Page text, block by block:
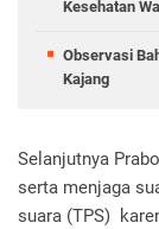
Kesehatan
Observasi
Kajang
Selanjutnya
serta menjaga
suara (TPS)